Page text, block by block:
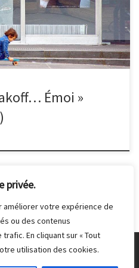
privée.
améliorer votre expérience de
ou des contenus
En cliquant sur « Tout
utilisation des cookies.
qui unit les habitants.
a eu lieu à la médiathèque de
2016.
Émoi »
– Tous droits réservés